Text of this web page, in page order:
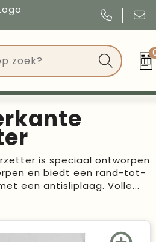
is speciaal ontworpen
en biedt een rand-tot-
een antisliplaag. Volle...